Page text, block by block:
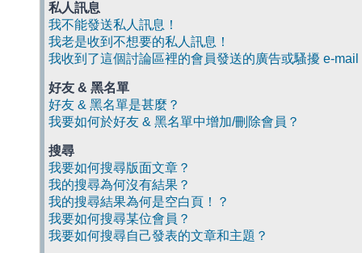
私人訊息
我不能發送私人訊息！
我老是收到不想要的私人訊息！
我收到了這個討論區裡的會員發送的廣告或騷擾 e-mail
好友 & 黑名單
好友 & 黑名單是甚麼？
我要如何於好友 & 黑名單中增加/刪除會員？
搜尋
我要如何搜尋版面文章？
我的搜尋為何沒有結果？
我的搜尋結果為何是空白頁！？
我要如何搜尋某位會員？
我要如何搜尋自己發表的文章和主題？